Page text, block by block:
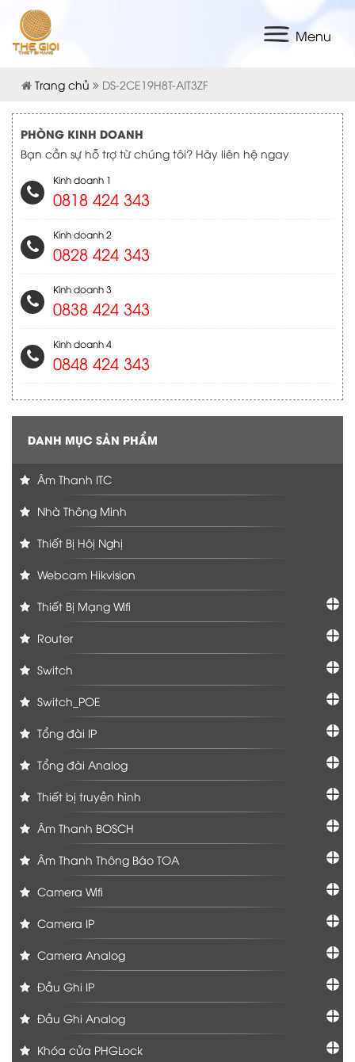
Menu
Trang chủ DS-2CE19H8T-AIT3ZF
PHÒNG KINH DOANH
Bạn cần sự hỗ trợ từ chúng tôi? Hãy liên hệ ngay
Kinh doanh 1
0818 424 343
Kinh doanh 2
0828 424 343
Kinh doanh 3
0838 424 343
Kinh doanh 4
0848 424 343
DANH MỤC SẢN PHẨM
Âm Thanh ITC
Nhà Thông Minh
Thiết Bị Hôị Nghị
Webcam Hikvision
Thiết Bị Mạng Wifi
Router
Switch
Switch_POE
Tổng đài IP
Tổng đài Analog
Thiết bị truyền hình
Âm Thanh BOSCH
Âm Thanh Thông Báo TOA
Camera Wifi
Camera IP
Camera Analog
Đầu Ghi IP
Đầu Ghi Analog
Khóa cửa PHGLock